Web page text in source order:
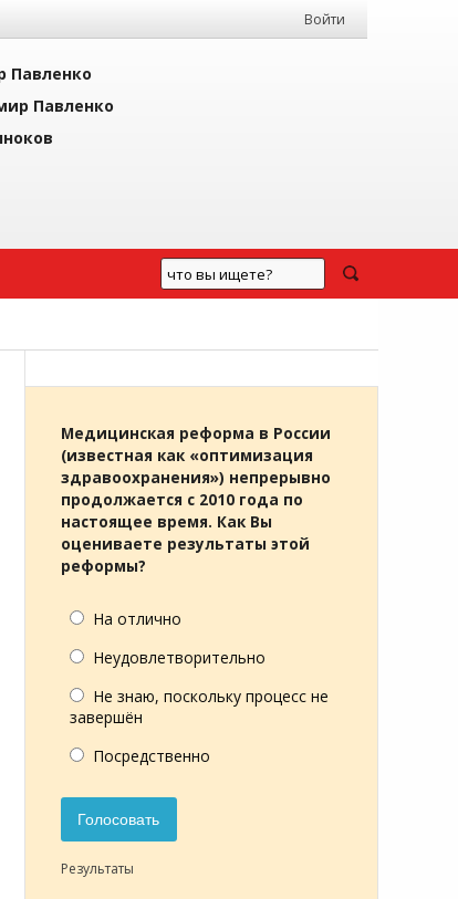
Войти
Павленко
Павленко
Медицинская реформа в России
(известная как «оптимизация
здравоохранения») непрерывно
продолжается с 2010 года по
настоящее время. Как Вы
оцениваете результаты этой
реформы?
На отлично
Неудовлетворительно
Не знаю, поскольку процесс не
завершён
Посредственно
Голосовать
Результаты